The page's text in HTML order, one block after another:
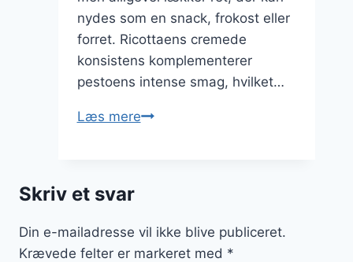
nydes som en snack, frokost eller
forret. Ricottaens cremede
konsistens komplementerer
pestoens intense smag, hvilket…
Læs mereRicotta
Skriv et svar
Din e-mailadresse vil ikke blive publiceret.
Krævede felter er markeret med *